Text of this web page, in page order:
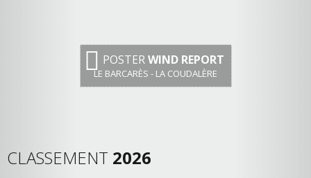
POSTERWIND REPORT
LE BARCARÈS - LA COUDALÈRE
CLASSEMENT 2026